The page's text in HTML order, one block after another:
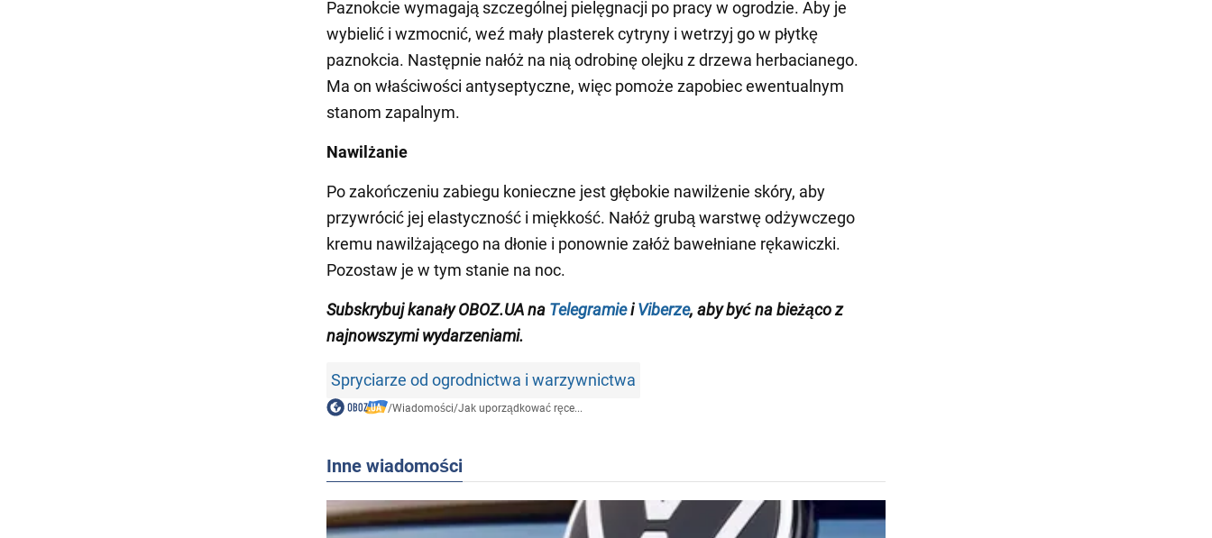
Paznokcie wymagają szczególnej pielęgnacji po pracy w ogrodzie. Aby je
wybielić i wzmocnić, weź mały plasterek cytryny i wetrzyj go w płytkę
paznokcia. Następnie nałóż na nią odrobinę olejku z drzewa herbacianego.
Ma on właściwości antyseptyczne, więc pomoże zapobiec ewentualnym
stanom zapalnym.
Nawilżanie
Po zakończeniu zabiegu konieczne jest głębokie nawilżenie skóry, aby
przywrócić jej elastyczność i miękkość. Nałóż grubą warstwę odżywczego
kremu nawilżającego na dłonie i ponownie załóż bawełniane rękawiczki.
Pozostaw je w tym stanie na noc.
Subskrybuj kanały OBOZ.UA na TelegramieiViberze, aby być na bieżąco z
najnowszymi wydarzeniami.
Spryciarze od ogrodnictwa i warzywnictwa
/Wiadomości/Jak uporządkować ręce...
Inne wiadomości